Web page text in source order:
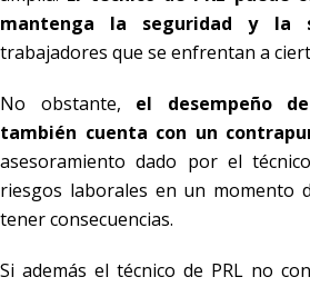
mantenga la seguridad y la
trabajadores que se enfrentan a
No obstante, el desempeño
también cuenta con un
asesoramiento dado por el
riesgos laborales en un momento
tener consecuencias.
Si además el técnico de PRL no